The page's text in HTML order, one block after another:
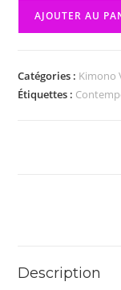
viscose
AJOUTER AU
Catégories : Kimono
Étiquettes :
Description